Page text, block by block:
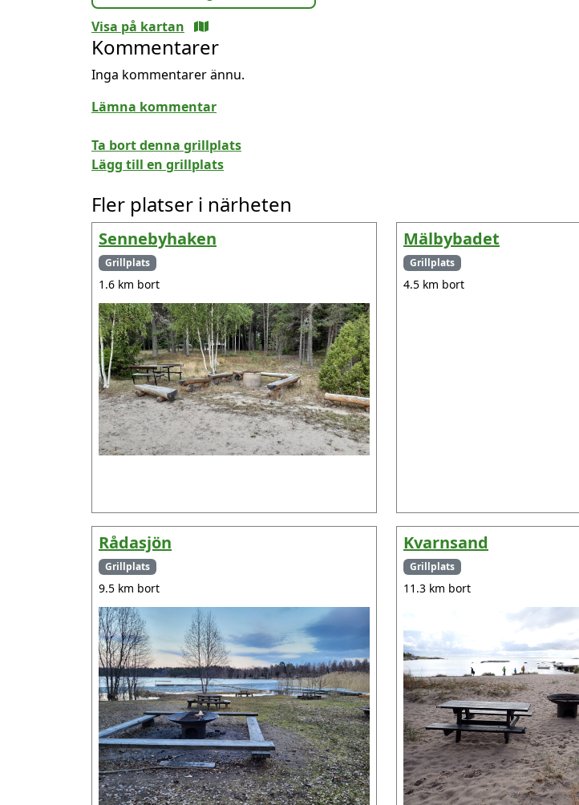
Visa på kartan
Kommentarer
Inga kommentarer ännu.
Lämna kommentar
Ta bort denna grillplats
Lägg till en grillplats
Fler platser i närheten
Sennebyhaken
Grillplats
1.6 km bort
Mälbybadet
Grillplats
4.5 km bort
Rådasjön
Grillplats
9.5 km bort
Kvarnsand
Grillplats
11.3 km bort